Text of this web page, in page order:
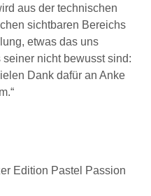
aus der technischen
sichtbaren Bereichs
etwas das uns
nicht bewusst sind:
Dank dafür an Anke
Edition Pastel Passion